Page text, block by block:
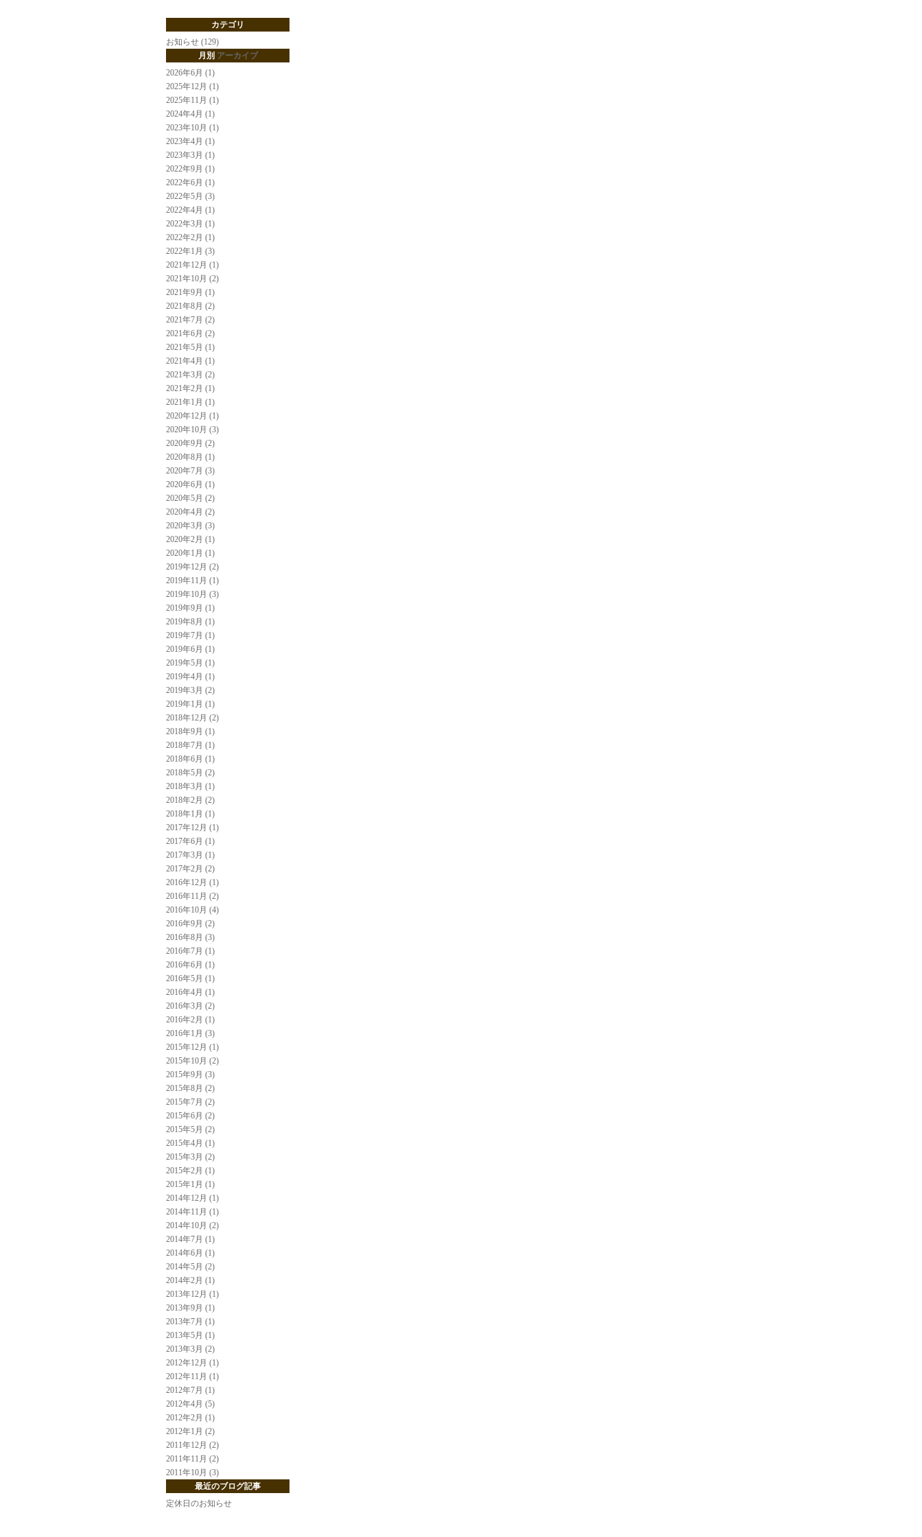
カテゴリ
お知らせ (129)
月別 アーカイブ
2026年6月 (1)
2025年12月 (1)
2025年11月 (1)
2024年4月 (1)
2023年10月 (1)
2023年4月 (1)
2023年3月 (1)
2022年9月 (1)
2022年6月 (1)
2022年5月 (3)
2022年4月 (1)
2022年3月 (1)
2022年2月 (1)
2022年1月 (3)
2021年12月 (1)
2021年10月 (2)
2021年9月 (1)
2021年8月 (2)
2021年7月 (2)
2021年6月 (2)
2021年5月 (1)
2021年4月 (1)
2021年3月 (2)
2021年2月 (1)
2021年1月 (1)
2020年12月 (1)
2020年10月 (3)
2020年9月 (2)
2020年8月 (1)
2020年7月 (3)
2020年6月 (1)
2020年5月 (2)
2020年4月 (2)
2020年3月 (3)
2020年2月 (1)
2020年1月 (1)
2019年12月 (2)
2019年11月 (1)
2019年10月 (3)
2019年9月 (1)
2019年8月 (1)
2019年7月 (1)
2019年6月 (1)
2019年5月 (1)
2019年4月 (1)
2019年3月 (2)
2019年1月 (1)
2018年12月 (2)
2018年9月 (1)
2018年7月 (1)
2018年6月 (1)
2018年5月 (2)
2018年3月 (1)
2018年2月 (2)
2018年1月 (1)
2017年12月 (1)
2017年6月 (1)
2017年3月 (1)
2017年2月 (2)
2016年12月 (1)
2016年11月 (2)
2016年10月 (4)
2016年9月 (2)
2016年8月 (3)
2016年7月 (1)
2016年6月 (1)
2016年5月 (1)
2016年4月 (1)
2016年3月 (2)
2016年2月 (1)
2016年1月 (3)
2015年12月 (1)
2015年10月 (2)
2015年9月 (3)
2015年8月 (2)
2015年7月 (2)
2015年6月 (2)
2015年5月 (2)
2015年4月 (1)
2015年3月 (2)
2015年2月 (1)
2015年1月 (1)
2014年12月 (1)
2014年11月 (1)
2014年10月 (2)
2014年7月 (1)
2014年6月 (1)
2014年5月 (2)
2014年2月 (1)
2013年12月 (1)
2013年9月 (1)
2013年7月 (1)
2013年5月 (1)
2013年3月 (2)
2012年12月 (1)
2012年11月 (1)
2012年7月 (1)
2012年4月 (5)
2012年2月 (1)
2012年1月 (2)
2011年12月 (2)
2011年11月 (2)
2011年10月 (3)
最近のブログ記事
定休日のお知らせ